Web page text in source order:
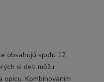
obsahujú spolu 12
si deti môžu
Kombinovaním